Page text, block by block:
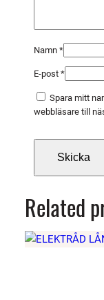
Namn *
E-post *
Spara mitt
webbläsare till
Related